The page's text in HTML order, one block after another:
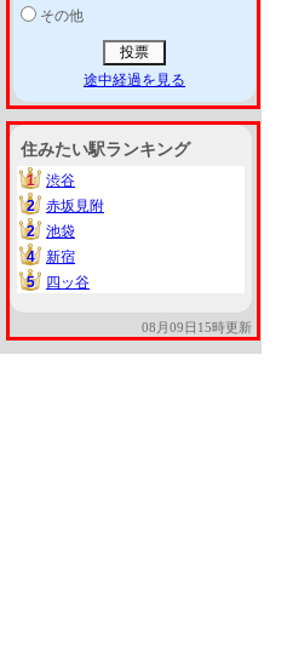
その他
途中経過を見る
住みたい駅ランキング
1
1
渋谷
2
2
赤坂見附
2
2
池袋
4
4
新宿
5
5 四ッ谷
08月09日15時更新